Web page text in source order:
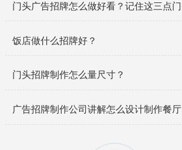
饭店做什么招牌好？
门头招牌制作怎么量尺寸？